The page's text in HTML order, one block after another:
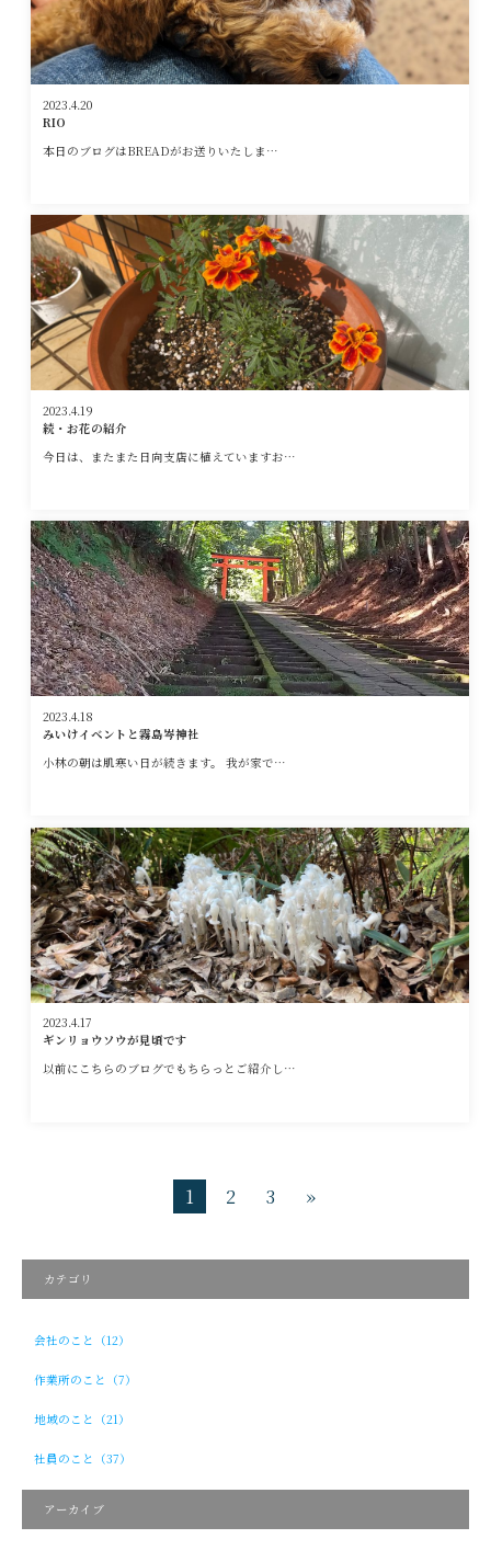
2023.4.20
RIO
本日のブログはBREADがお送りいたしま…
2023.4.19
続・お花の紹介
今日は、またまた日向支店に植えていますお…
2023.4.18
みいけイベントと霧島岑神社
小林の朝は肌寒い日が続きます。 我が家で…
2023.4.17
ギンリョウソウが見頃です
以前にこちらのブログでもちらっとご紹介し…
1 2 3 »
カテゴリ
会社のこと（12）
作業所のこと（7）
地域のこと（21）
社員のこと（37）
アーカイブ